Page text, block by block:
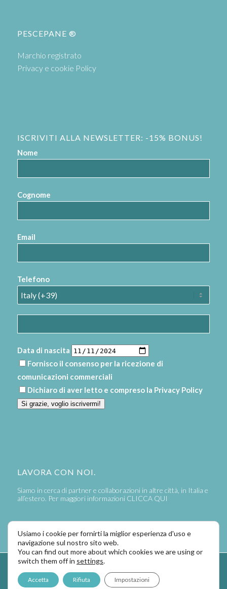
PESCEPANE ®
Marchio registrato
Privacy e cookie Policy
ISCRIVITI ALLA NEWSLETTER: -15% BONUS!
Nome
Cognome
Email
Telefono
Data di nascita
Fornisco il consenso per la ricezione di
comunicazioni commerciali
Dichiaro di aver letto e compreso la Privacy Policy
Si grazie, voglio iscrivermi!
LAVORA CON NOI.
Siamo in cerca di partner e collaborazioni in altre città, in Italia e
all’estero. Per maggiori informazioni CLICCA QUI
Kriesi
Usiamo i cookie per fornirti la miglior esperienza d'uso e
navigazione sul nostro sito web.
You can find out more about which cookies we are using or
switch them off in settings.
Accetta Rifiuta Impostazioni